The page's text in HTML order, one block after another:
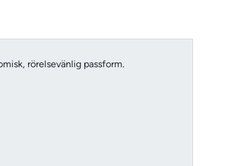
rörelsevänlig passform.